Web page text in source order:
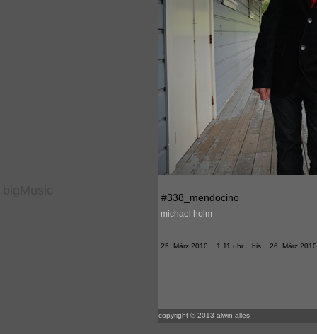
#338_mendocino
michael holm
25. März 2010 .. 1.11 uhr .. bis .. 26. März
copyright © 2013 alwin alles